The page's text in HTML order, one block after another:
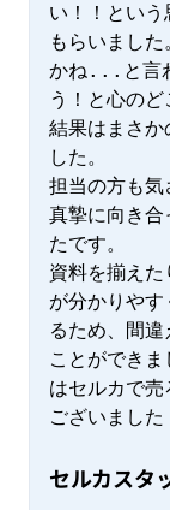
い！！とい
もらいまし
かね...と言
う！と心の
結果はまさ
した。
担当の方も気
真摯に向き合
たです。
資料を揃え
が分かりや
るため、間
ことができ
はセルカで売
ございました
セルカスタ